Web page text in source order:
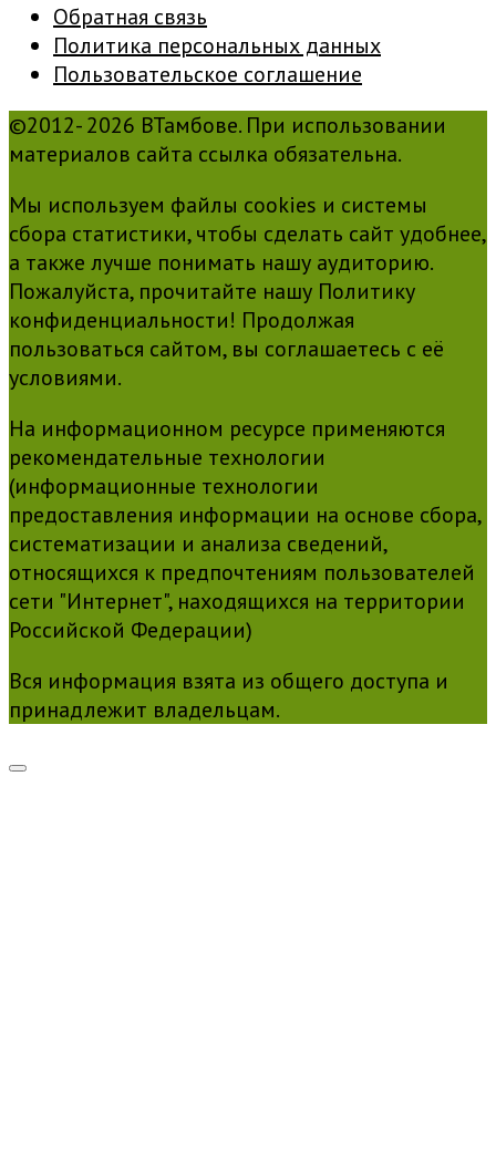
Обратная связь
Политика персональных данных
Пользовательское соглашение
©2012- 2026 ВТамбове. При использовании
материалов сайта ссылка обязательна.
Мы используем файлы cookies и системы
сбора статистики, чтобы сделать сайт удобнее,
а также лучше понимать нашу аудиторию.
Пожалуйста, прочитайте нашу Политику
конфиденциальности! Продолжая
пользоваться сайтом, вы соглашаетесь с её
условиями.
На информационном ресурсе применяются
рекомендательные технологии
(информационные технологии
предоставления информации на основе сбора,
систематизации и анализа сведений,
относящихся к предпочтениям пользователей
сети "Интернет", находящихся на территории
Российской Федерации)
Вся информация взята из общего доступа и
принадлежит владельцам.